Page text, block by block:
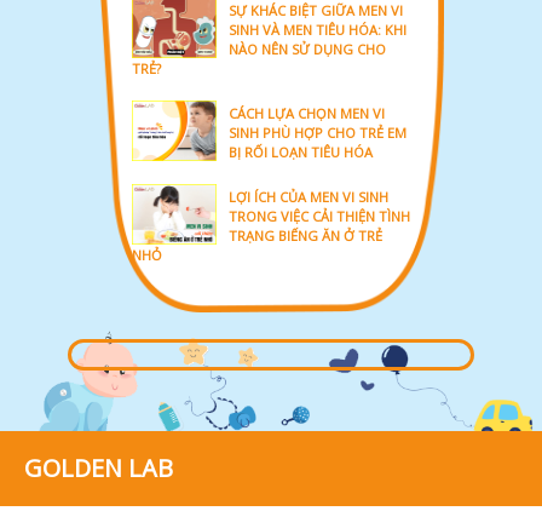
SỰ KHÁC BIỆT GIỮA MEN VI
SINH VÀ MEN TIÊU HÓA: KHI
NÀO NÊN SỬ DỤNG CHO
TRẺ?
CÁCH LỰA CHỌN MEN VI
SINH PHÙ HỢP CHO TRẺ EM
BỊ RỐI LOẠN TIÊU HÓA
LỢI ÍCH CỦA MEN VI SINH
TRONG VIỆC CẢI THIỆN TÌNH
TRẠNG BIẾNG ĂN Ở TRẺ
NHỎ
GOLDEN LAB